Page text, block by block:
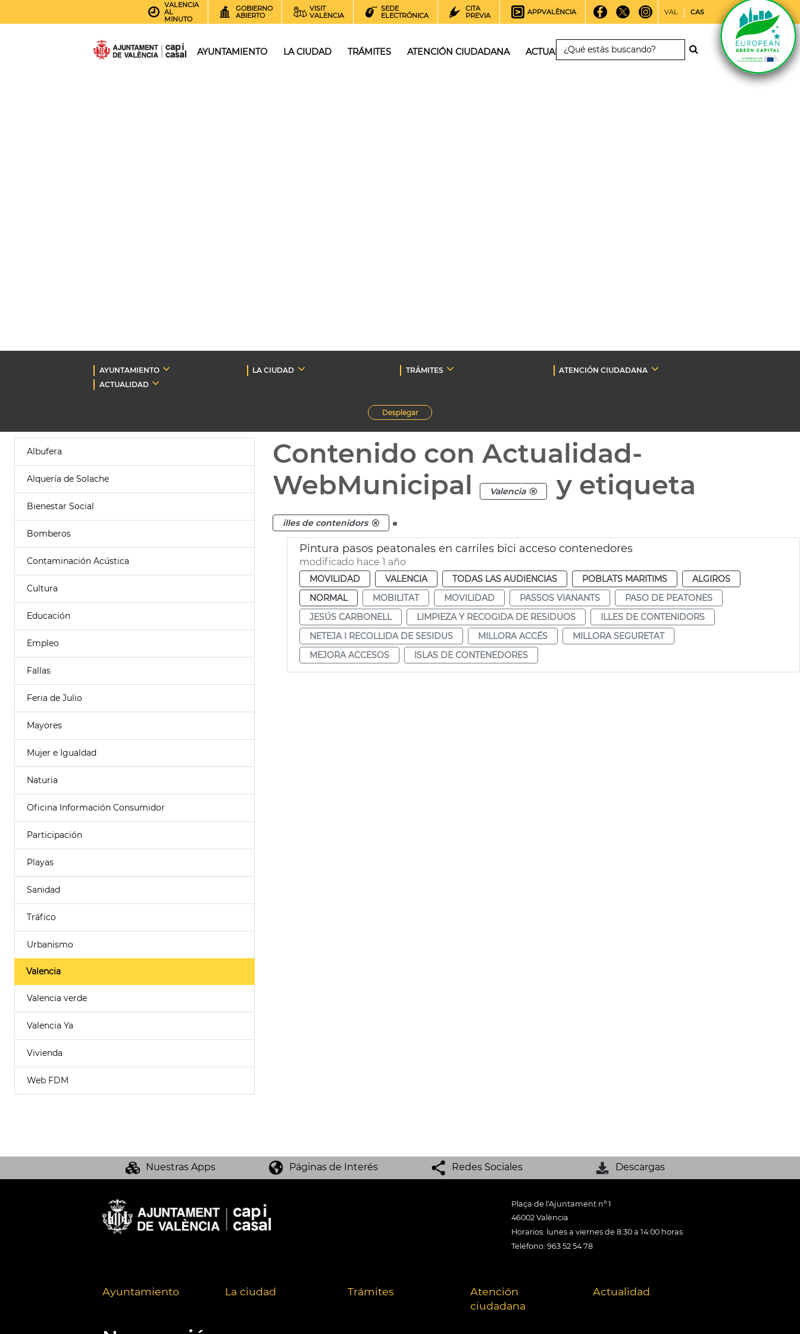
VALENCIA
AL
MINUTO
GOBIERNO
ABIERTO
VISIT
VALENCIA
SEDE
ELECTRÓNICA
CITA
PREVIA
APPVALÈNCIA VAL CAS
AYUNTAMIENTO LA CIUDAD TRÁMITES ATENCIÓN CIUDADANA ACTUALIDAD
AYUNTAMIENTO LA CIUDAD TRÁMITES
ATENCIÓN CIUDADANA
ACTUALIDAD
Desplegar
Albufera
Alquería de Solache
Bienestar Social
Bomberos
Contaminación Acústica
Cultura
Educación
Empleo
Fallas
Feria de Julio
Mayores
Mujer e Igualdad
Naturia
Oficina Información Consumidor
Participación
Playas
Sanidad
Tráfico
Urbanismo
Valencia
Valencia verde
Valencia Ya
Vivienda
Web FDM
Contenido con Actualidad-
WebMunicipal
Valencia y etiqueta
illes de contenidors .
Pintura pasos peatonales en carriles bici acceso contenedores
modificado hace 1 año
MOVILIDAD VALENCIA TODAS LAS AUDIENCIAS POBLATS MARITIMS
ALGIROS
NORMAL
MOBILITAT MOVILIDAD PASSOS VIANANTS
PASO DE PEATONES
JESÚS CARBONELL
LIMPIEZA Y RECOGIDA DE RESIDUOS
ILLES DE CONTENIDORS
NETEJA I RECOLLIDA DE SESIDUS
MILLORA ACCÉS
MILLORA SEGURETAT
MEJORA ACCESOS
ISLAS DE CONTENEDORES
Nuestras Apps Páginas de Interés Redes Sociales Descargas
Plaça de l'Ajuntament nº 1
46002 València
Horarios: lunes a viernes de 8:30 a 14:00 horas
Teléfono: 963 52 54 78
Ayuntamiento La ciudad Trámites
Atención
ciudadana
Actualidad